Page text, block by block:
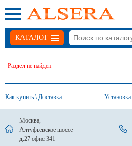
КАТАЛОГ
Раздел не найден
Как купить \ Доставка Установка
Москва,
Алтуфьевское шоссе
д.27 офис 341